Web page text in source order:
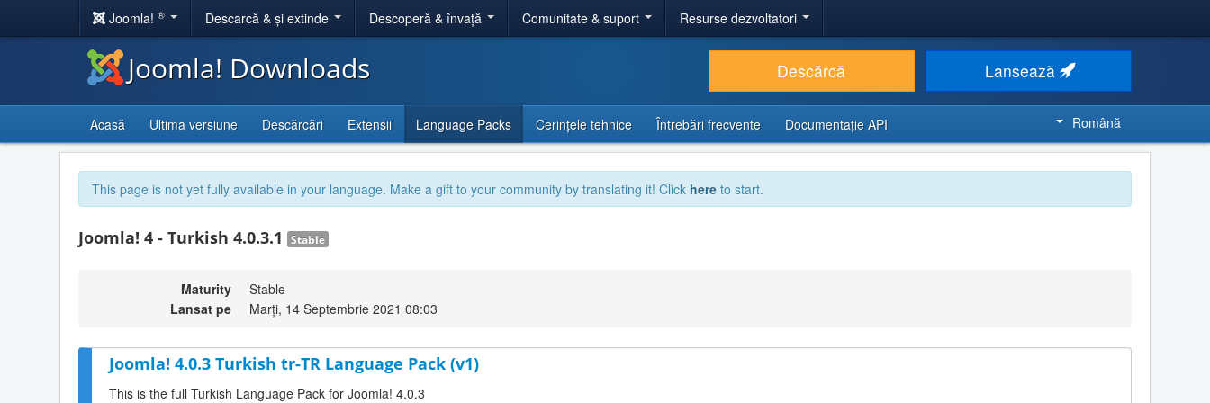
Joomla! ® Descarcă & și extinde Descoperă & învață Comunitate & suport Resurse dezvoltatori
Joomla! Downloads Descărcă Lansează
Acasă Ultima versiune Descărcări Extensii Language Packs Cerințele tehnice Întrebări frecvente Documentaţie API Română
This page is not yet fully available in your language. Make a gift to your community by translating it! Click here to start.
Joomla! 4 - Turkish 4.0.3.1 Stable
Maturity
Stable
Lansat pe
Marți, 14 Septembrie 2021 08:03
Joomla! 4.0.3 Turkish tr-TR Language Pack (v1)
This is the full Turkish Language Pack for Joomla! 4.0.3